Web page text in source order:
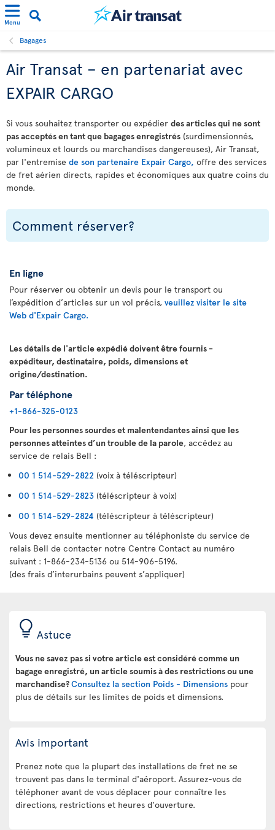
Menu
Bagages
Air Transat – en partenariat avec
EXPAIR CARGO
Si vous souhaitez transporter ou expédier des articles qui ne sont
pas acceptés en tant que bagages enregistrés (surdimensionnés,
volumineux et lourds ou marchandises dangereuses), Air Transat,
par l'entremise de son partenaire Expair Cargo, offre des services
de fret aérien directs, rapides et économiques aux quatre coins du
monde.
Comment réserver?
En ligne
Pour réserver ou obtenir un devis pour le transport ou
l’expédition d’articles sur un vol précis, veuillez visiter le site
Web d'Expair Cargo.
Les détails de l'article expédié doivent être fournis -
expéditeur, destinataire, poids, dimensions et
origine/destination.
Par téléphone
+1-866-325-0123
Pour les personnes sourdes et malentendantes ainsi que les
personnes atteintes d’un trouble de la parole, accédez au
service de relais Bell :
00 1 514-529-2822 (voix à téléscripteur)
00 1 514-529-2823 (téléscripteur à voix)
00 1 514-529-2824 (téléscripteur à téléscripteur)
Vous devez ensuite mentionner au téléphoniste du service de
relais Bell de contacter notre Centre Contact au numéro
suivant : 1-866-234-5136 ou 514-906-5196.
(des frais d’interurbains peuvent s’appliquer)
Astuce
Vous ne savez pas si votre article est considéré comme un
bagage enregistré, un article soumis à des restrictions ou une
marchandise?Consultez la section Poids - Dimensions pour
plus de détails sur les limites de poids et dimensions.
Avis important
Prenez note que la plupart des installations de fret ne se
trouvent pas dans le terminal d'aéroport. Assurez-vous de
téléphoner avant de vous déplacer pour connaître les
directions, restrictions et heures d'ouverture.